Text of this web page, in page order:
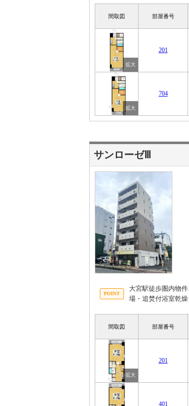
間取図 部屋番号
201
704
サンローゼⅢ
大宮駅徒歩圏内物
場・追焚付浴室乾
間取図 部屋番号
201
401